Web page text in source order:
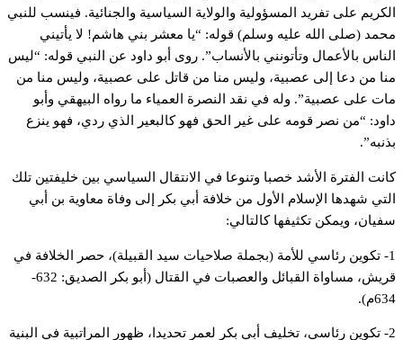
الكريم على تفريد المسؤولية والولاية السياسية والجنائية. فينسب للنبي
محمد (صلى الله عليه وسلم) قوله: “يا معشر بني هاشم! لا يأتيني
الناس بالأعمال وتأتونني بالأنساب”. روى أبو داود عن النبي قوله: “ليس
منا من دعا إلى عصبية، وليس منا من قاتل على عصبية، وليس منا من
مات على عصبية”. وله في نقد النصرة العمياء ما رواه البيهقي وأبو
داود: “من نصر قومه على غير الحق فهو كالبعير الذي ردي، فهو ينزع
بذنبه”.
كانت الفترة الأشد خصبا وتنوعا في الانتقال السياسي بين خليفتين تلك
التي شهدها الإسلام الأول من خلافة أبي بكر إلى وفاة معاوية بن أبي
سفيان، ويمكن تكثيفها كالتالي:
1- تكوين رئاسي للأمة (بجملة صلاحيات سيد القبيلة)، حصر الخلافة في
قريش، مساواة القبائل والعصبات في القتال (أبو بكر الصديق: 632-
634م).
2- تكوين رئاسي، تخليف أبي بكر لعمر تحديدا، ظهور المراتبية في البنية